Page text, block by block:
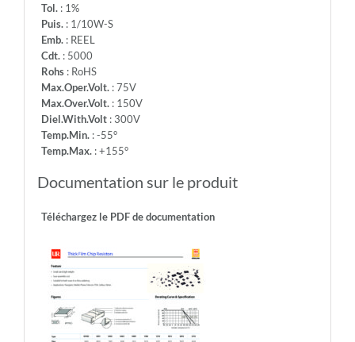
Tol.: 1%
Puis.: 1/10W-S
Emb.: REEL
Cdt.: 5000
Rohs: RoHS
Max.Oper.Volt.: 75V
Max.Over.Volt.: 150V
Diel.With.Volt: 300V
Temp.Min.: -55°
Temp.Max.: +155°
Documentation sur le produit
Téléchargez le PDF de documentation